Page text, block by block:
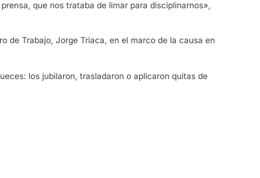
que nos trataba de limar para disciplinarnos»,
de Trabajo, Jorge Triaca, en el marco de la causa en
los jubilaron, trasladaron o aplicaron quitas de